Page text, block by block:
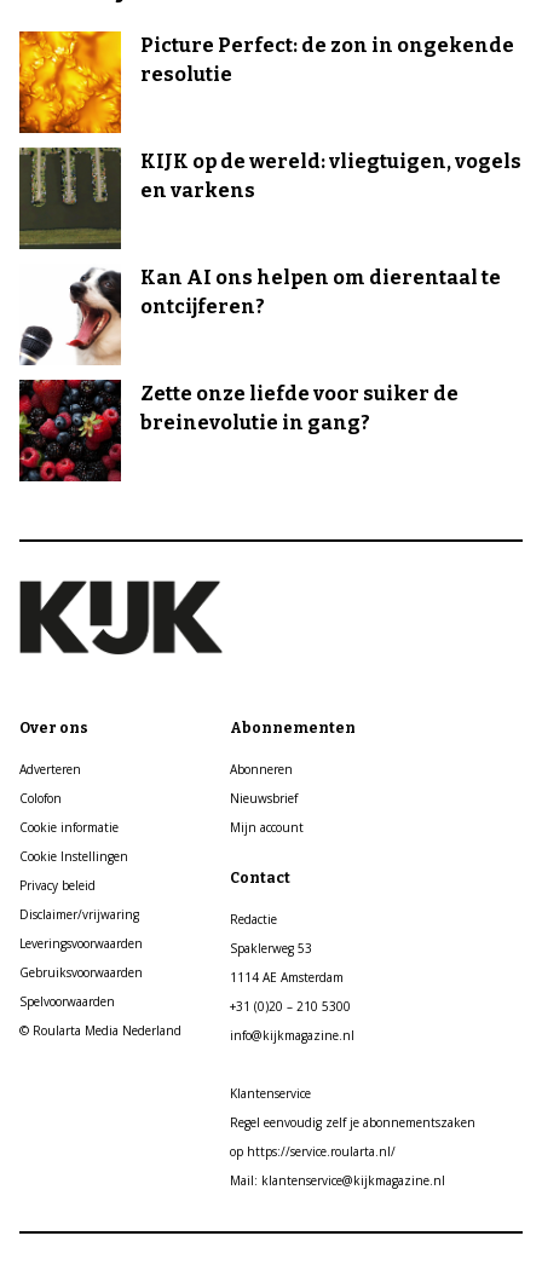
Picture Perfect: de zon in ongekende
resolutie
KIJK op de wereld: vliegtuigen, vogels
en varkens
Kan AI ons helpen om dierentaal te
ontcijferen?
Zette onze liefde voor suiker de
breinevolutie in gang?
Over ons
Adverteren
Colofon
Cookie informatie
Cookie Instellingen
Privacy beleid
Disclaimer/vrijwaring
Leveringsvoorwaarden
Gebruiksvoorwaarden
Spelvoorwaarden
© Roularta Media Nederland
Abonnementen
Abonneren
Nieuwsbrief
Mijn account
Contact
Redactie
Spaklerweg 53
1114 AE Amsterdam
+31 (0)20 – 210 5300
info@kijkmagazine.nl
Klantenservice
Regel eenvoudig zelf je abonnementszaken
op https://service.roularta.nl/
Mail: klantenservice@kijkmagazine.nl